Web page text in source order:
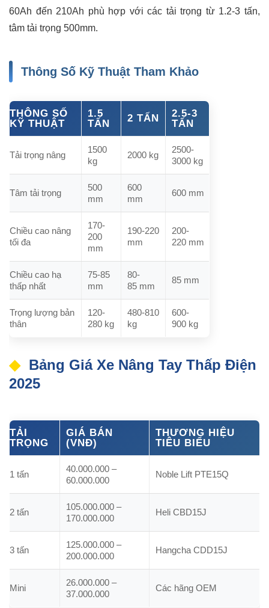
60Ah đến 210Ah phù hợp với các tải trọng từ 1.2-3 tấn,
tâm tải trọng 500mm.
Thông Số Kỹ Thuật Tham Khảo
THÔNG SỐ
KỸ THUẬT
1.5
TẤN
2 TẤN
2.5-3
TẤN
Tải trọng nâng
1500
kg
2000 kg
2500-
3000 kg
Tâm tải trọng
500
mm
600
mm
600 mm
Chiều cao nâng
tối đa
170-
200
mm
190-220
mm
200-
220 mm
Chiều cao hạ
thấp nhất
75-85
mm
80-
85 mm
85 mm
Trọng lượng bản
thân
120-
280 kg
480-810
kg
600-
900 kg
Bảng Giá Xe Nâng Tay Thấp Điện
2025
TẢI
TRỌNG
GIÁ BÁN
(VNĐ)
THƯƠNG HIỆU
TIÊU BIỂU
1 tấn
40.000.000 –
60.000.000
Noble Lift PTE15Q
2 tấn
105.000.000 –
170.000.000
Heli CBD15J
3 tấn
125.000.000 –
200.000.000
Hangcha CDD15J
Mini
26.000.000 –
37.000.000
Các hãng OEM